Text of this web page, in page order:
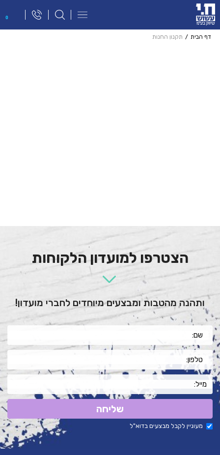
0
פתח
דף הבית תקנון החנות
הצטרפו למועדון הלקוחות
ותהנה מהטבות ומבצעים מיוחדים לחברי מועדון!
שליחה
מעוניין לקבל מבצעים בדוא"ל